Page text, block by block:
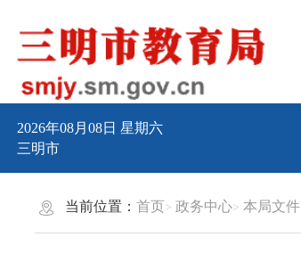
2026年08月08日星期六
三明市
当前位置：首页 政务中心 本局文件